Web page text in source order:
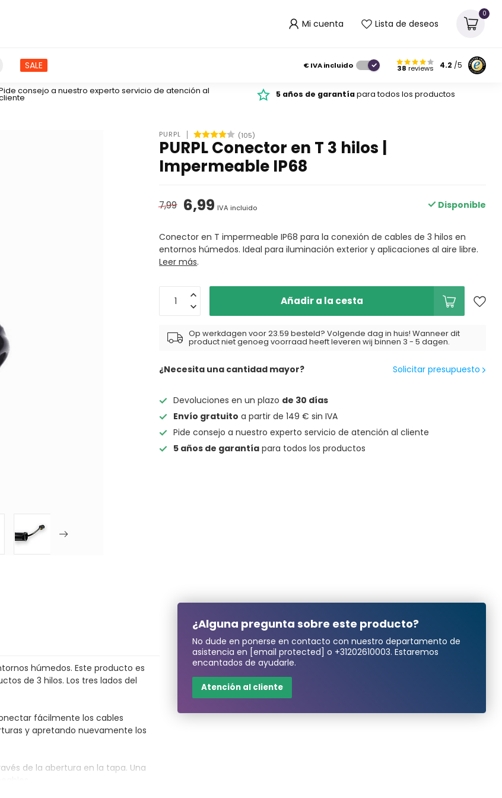
Mi cuenta Lista de deseos
0
SALE €IVA incluido 38 reviews 4.2 /5
consejo a nuestro experto servicio de atención al 5 años de garantíapara todos los productos
PURPL (105)
PURPL Conector en T 3 hilos |
Impermeable IP68
7,99 6,99 IVA incluido Disponible
Conector en T impermeable IP68 para la conexión de cables de 3 hilos en
entornos húmedos. Ideal para iluminación exterior y aplicaciones al aire libre.
Leer más.
Añadir a la cesta
Op werkdagen voor 23.59 besteld? Volgende dag in huis! Wanneer dit
product niet genoeg voorraad heeft leveren wij binnen 3 - 5 dagen.
¿Necesita una cantidad mayor? Solicitar presupuesto
Devoluciones en un plazo de 30 días
Envío gratuito a partir de 149 € sin IVA
Pide consejo a nuestro experto servicio de atención al cliente
5 años de garantía para todos los productos
húmedos. Este producto es
de 3 hilos. Los tres lados del
fácilmente los cables
y apretando nuevamente los
de la abertura en la tapa. Una
¿Alguna pregunta sobre este producto?
No dude en ponerse en contacto con nuestro departamento de
asistencia en [email protected] o +31202610003. Estaremos
encantados de ayudarle.
Atención al cliente